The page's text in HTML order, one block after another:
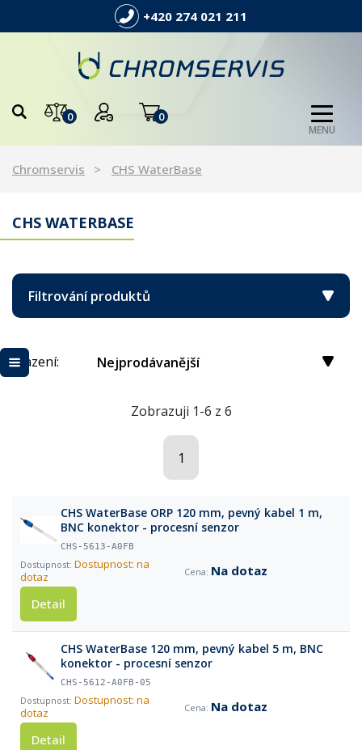
+420 274 021 211
0 0
MENU
Chromservis CHS WaterBase
CHS WATERBASE
Filtrování produktů
Řazení: Nejprodávanější
Zobrazuji 1-6 z 6
1
CHS WaterBase ORP 120 mm, pevný kabel 1 m,
BNC konektor - procesní senzor
CHS-5613-A0FB
Dostupnost: na
dotaz
Na dotaz
Detail
CHS WaterBase 120 mm, pevný kabel 5 m, BNC
konektor - procesní senzor
CHS-5612-A0FB-05
Dostupnost: na
dotaz
Na dotaz
Detail